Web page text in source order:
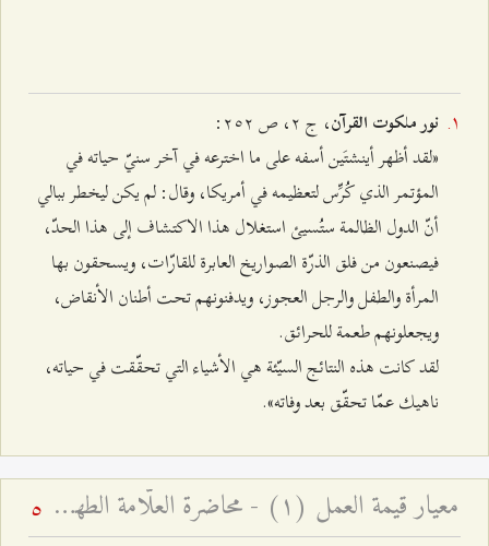
نور ملكوت القرآن، ج ٢، ص ٢٥٢:
«لقد أظهر أينشتَين أسفه على ما اخترعه في آخر سنيّ حياته في
المؤتمر الذي كُرِّس لتعظيمه في أمريكا، وقال: لم يكن ليخطر ببالي
أنّ الدول الظالمة ستُسيئ استغلال هذا الاكتشاف إلى هذا الحدّ،
فيصنعون من فلق الذرّة الصواريخ العابرة للقارّات، ويسحقون بها
المرأة والطفل والرجل العجوز، ويدفنونهم تحت أطنان الأنقاض،
ويجعلونهم طعمة للحرائق.
لقد كانت هذه النتائج السيّئة هي الأشياء التي تحقّقت في حياته،
ناهيك عمّا تحقّق بعد وفاته».
معيار قيمة العمل (۱) - محاضرة العلّامة الطهرانيّ في الأربعين 5